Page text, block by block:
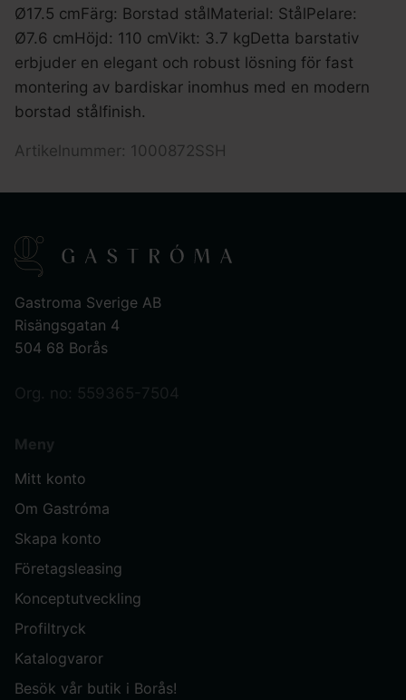
Ø17.5 cmFärg: Borstad stålMaterial: StålPelare:
Ø7.6 cmHöjd: 110 cmVikt: 3.7 kgDetta barstativ
erbjuder en elegant och robust lösning för fast
montering av bardiskar inomhus med en modern
borstad stålfinish.
Artikelnummer: 1000872SSH
Gastroma Sverige AB
Risängsgatan 4
504 68 Borås
Org. no: 559365-7504
Meny
Mitt konto
Om Gastróma
Skapa konto
Företagsleasing
Konceptutveckling
Profiltryck
Katalogvaror
Besök vår butik i Borås!